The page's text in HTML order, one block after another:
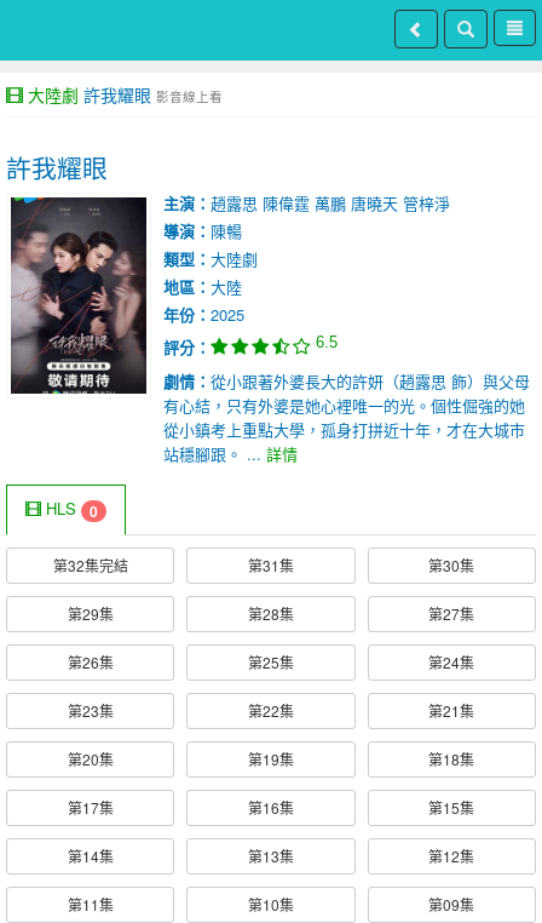
大陸劇 許我耀眼 影音線上看
許我耀眼
主演： 趙露思 陳偉霆 萬鵬 唐曉天 管梓淨
導演： 陳暢
類型： 大陸劇
地區： 大陸
年份： 2025
評分：
6.5
劇情： 從小跟著外婆長大的許妍（趙露思 飾）與父母
有心結，只有外婆是她心裡唯一的光。個性倔強的她
從小鎮考上重點大學，孤身打拼近十年，才在大城市
站穩腳跟。 ... 詳情
HLS 0
第32集完結 第31集 第30集
第29集 第28集 第27集
第26集 第25集 第24集
第23集 第22集 第21集
第20集 第19集 第18集
第17集 第16集 第15集
第14集 第13集 第12集
第11集 第10集 第09集